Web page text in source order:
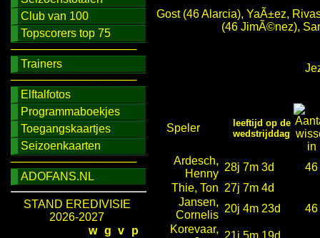
Club van 100
Topscorers top 75
────────────────
Trainers
────────────────
Elftalfotos
Programmaboekjes
Toegangskaartjes
Seizoenkaarten
────────────────
ADOFANS.NL
STAND EREDIVISIE
2026-2027
w g v
p
Gost (46 Alarcia), YaÃ±ez,
(46 JimÃ©nez),
Speler
leeftijd op de
wedstrijddag
Ardesch,
Henny
28j 7m 3d
46
Thie, Ton 27j 7m 4d
Jansen,
Cornelis
20j 4m 23d
46
Korevaar,
21j 5m 19d